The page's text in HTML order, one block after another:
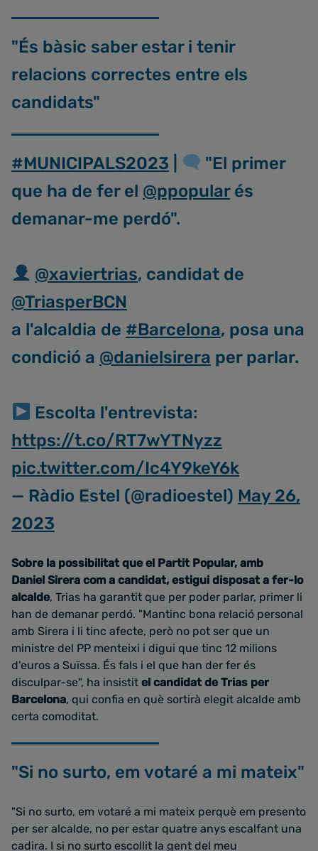
"És bàsic saber estar i tenir
relacions correctes entre els
candidats"
#MUNICIPALS2023
"El primer
que ha de fer el @ppopularés
demanar-me perdó".
@xaviertrias, candidat de
@TriasperBCN
a l'alcaldia de #Barcelona, posa una
condició a @danielsirera per parlar.
Escolta l'entrevista:
https://t.co/RT7wYTNyzz
pic.twitter.com/Ic4Y9keY6k
— Ràdio Estel (@radioestel) May 26,
2023
Sobre la possibilitat que el Partit Popular, amb
Daniel Sirera com a candidat, estigui disposat a fer-lo
alcalde, Trias ha garantit que per poder parlar, primer li
han de demanar perdó. "Mantinc bona relació personal
amb Sirera i li tinc afecte, però no pot ser que un
ministre del PP menteixi i digui que tinc 12 milions
d'euros a Suïssa. És fals i el que han der fer és
disculpar-se", ha insistit el candidat de Trias per
Barcelona, qui confia en què sortirà elegit alcalde amb
certa comoditat.
"Si no surto, em votaré a mi mateix"
"Si no surto, em votaré a mi mateix perquè em presento
per ser alcalde, no per estar quatre anys escalfant una
cadira. I si no surto escollit la gent del meu